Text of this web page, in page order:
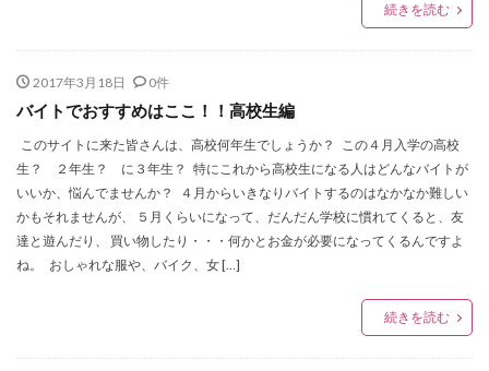
続きを読む
2017年3月18日 0件
バイトでおすすめはここ！！高校生編
このサイトに来た皆さんは、高校何年生でしょうか？ この４月入学の高校
生？ ２年生？ に３年生？ 特にこれから高校生になる人はどんなバイトが
いいか、悩んでませんか？ ４月からいきなりバイトするのはなかなか難しい
かもそれませんが、 ５月くらいになって、だんだん学校に慣れてくると、友
達と遊んだり、 買い物したり・・・何かとお金が必要になってくるんですよ
ね。 おしゃれな服や、バイク、女 […]
続きを読む